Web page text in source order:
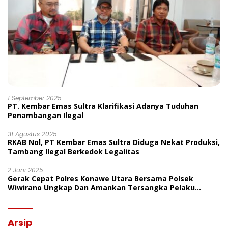
1 September 2025
PT. Kembar Emas Sultra Klarifikasi Adanya Tuduhan
Penambangan Ilegal
31 Agustus 2025
RKAB Nol, PT Kembar Emas Sultra Diduga Nekat Produksi,
Tambang Ilegal Berkedok Legalitas
2 Juni 2025
Gerak Cepat Polres Konawe Utara Bersama Polsek
Wiwirano Ungkap Dan Amankan Tersangka Pelaku
Arsip